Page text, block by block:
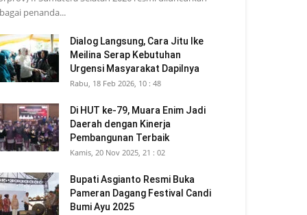
penanda...
Dialog Langsung, Cara Jitu Ike
Meilina Serap Kebutuhan
Urgensi Masyarakat Dapilnya
Rabu, 18 Feb 2026, 10 : 48
Di HUT ke-79, Muara Enim Jadi
Daerah dengan Kinerja
Pembangunan Terbaik
Kamis, 20 Nov 2025, 21 : 02
Bupati Asgianto Resmi Buka
Pameran Dagang Festival Candi
Bumi Ayu 2025